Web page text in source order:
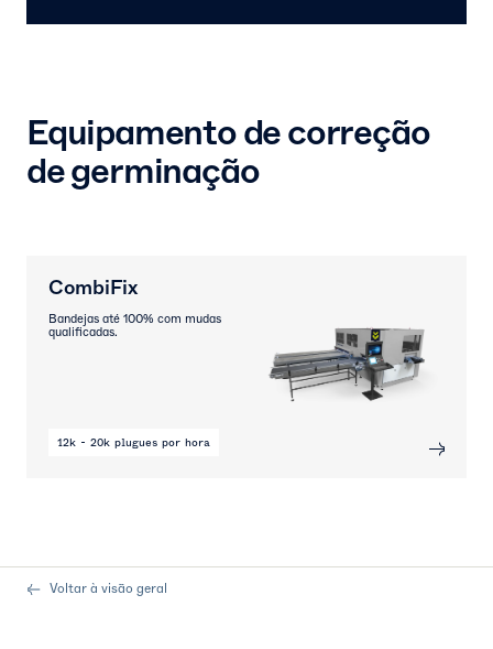
Equipamento de correção
de germinação
CombiFix
Bandejas até 100% com mudas
qualificadas.
12k - 20k plugues por hora
Voltar à visão geral